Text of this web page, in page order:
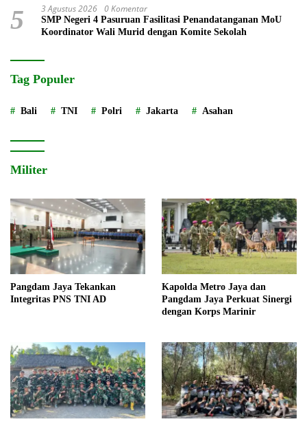
5 3 Agustus 2026 0 Komentar
SMP Negeri 4 Pasuruan Fasilitasi Penandatanganan MoU
Koordinator Wali Murid dengan Komite Sekolah
Tag Populer
Bali TNI Polri Jakarta Asahan
Militer
Pangdam Jaya Tekankan
Integritas PNS TNI AD
Kapolda Metro Jaya dan
Pangdam Jaya Perkuat Sinergi
dengan Korps Marinir